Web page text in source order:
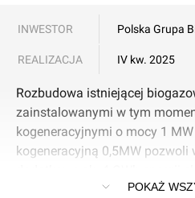
INWESTOR Polska Grupa
REALIZACJA IV kw. 2025
Rozbudowa istniejącej
zainstalowanymi w tym
kogeneracyjnymi o mocy 1
kogeneracyjną 0,5MW
odpowiednikiem 10,4GWh
POKAŻ